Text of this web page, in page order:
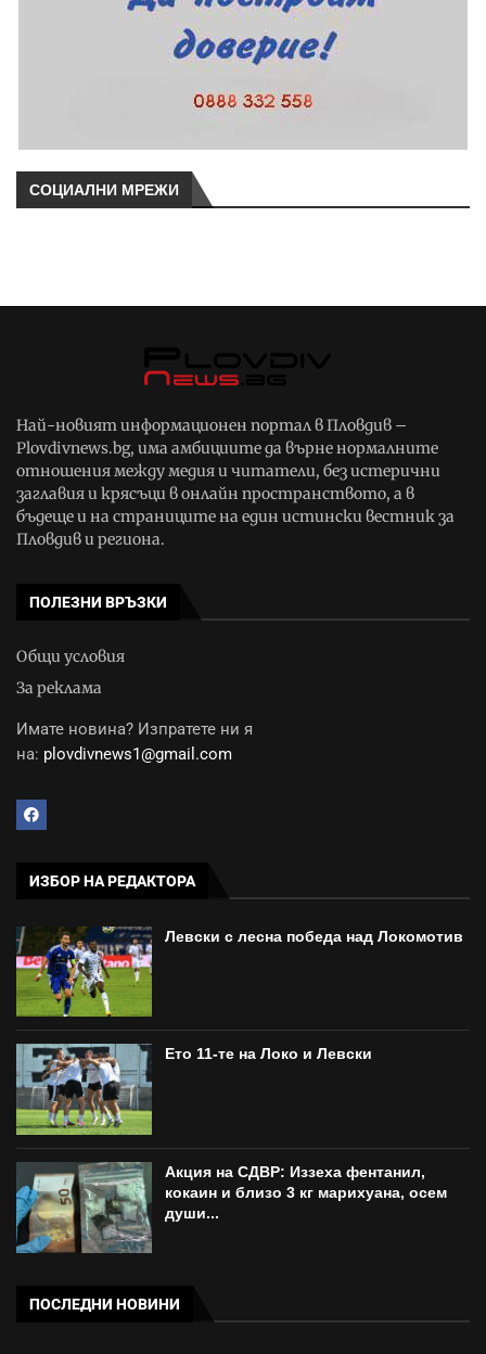
СОЦИАЛНИ МРЕЖИ
Най-новият информационен портал в Пловдив –
Plovdivnews.bg, има амбициите да върне нормалните
отношения между медия и читатели, без истерични
заглавия и крясъци в онлайн пространството, а в
бъдеще и на страниците на един истински вестник за
Пловдив и региона.
ПОЛЕЗНИ ВРЪЗКИ
Общи условия
За реклама
Имате новина? Изпратете ни я
на: plovdivnews1@gmail.com
ИЗБОР НА РЕДАКТОРА
Левски с лесна победа над Локомотив
Ето 11-те на Локо и Левски
Акция на СДВР: Иззеха фентанил,
кокаин и близо 3 кг марихуана, осем
души...
ПОСЛЕДНИ НОВИНИ